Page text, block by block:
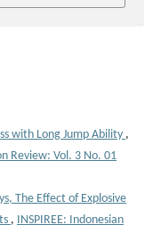
with Long Jump Ability ,
Review: Vol. 3 No. 01
The Effect of Explosive
, INSPIREE: Indonesian